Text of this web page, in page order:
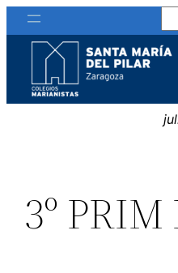
Saltar
al
contenido
3º PRIM